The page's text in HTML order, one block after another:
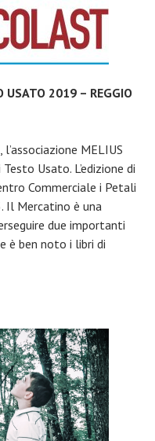
USATO 2019 – REGGIO
MELIUS
Usato. L’edizione di
Commerciale i Petali
Il Mercatino è una
due importanti
è ben noto i libri di